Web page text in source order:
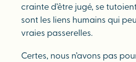
crainte d’être jugé, se
sont les liens humains qui
vraies passerelles.
Certes, nous n’avons pas